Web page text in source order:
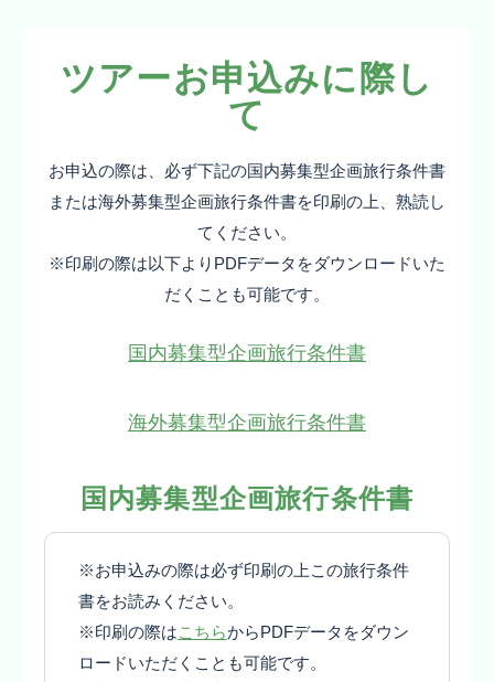
ツアーお申込みに際し
て
お申込の際は、必ず下記の国内募集型企画旅行条件書
または海外募集型企画旅行条件書を印刷の上、熟読し
てください。
※印刷の際は以下よりPDFデータをダウンロードいた
だくことも可能です。
国内募集型企画旅行条件書
海外募集型企画旅行条件書
国内募集型企画旅行条件書
※お申込みの際は必ず印刷の上この旅行条件
書をお読みください。
※印刷の際はこちらからPDFデータをダウン
ロードいただくことも可能です。